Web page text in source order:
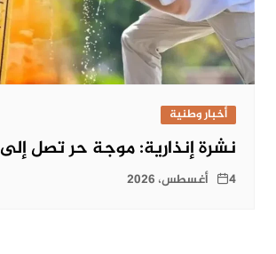
أخبار وطنية
نشرة إنذارية: موجة حر تصل إلى 47 درجة
4 أغسطس، 2026